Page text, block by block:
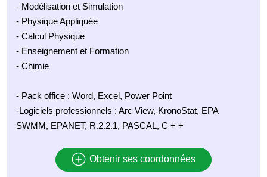
- Modélisation et Simulation
- Physique Appliquée
- Calcul Physique
- Enseignement et Formation
- Chimie
- Pack office : Word, Excel, Power Point
-Logiciels professionnels : Arc View, KronoStat, EPA
SWMM, EPANET, R.2.2.1, PASCAL, C + +
Obtenir ses coordonnées